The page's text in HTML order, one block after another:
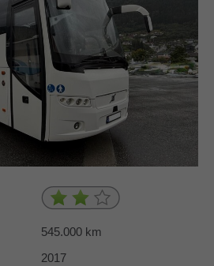
545.000 km
2017